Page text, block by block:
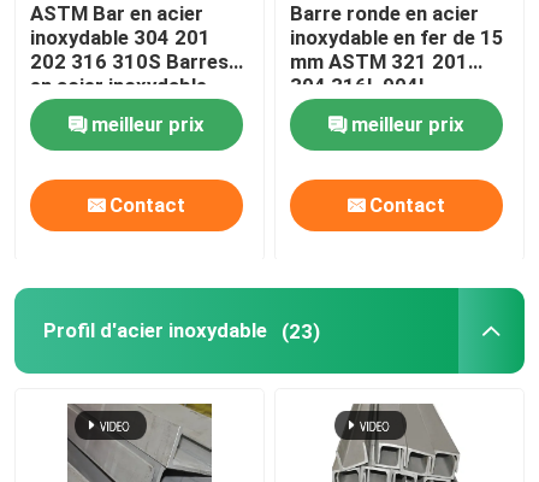
ASTM Bar en acier
inoxydable 304 201
202 316 310S Barres
en acier inoxydable
rondes et brillantes
meilleur prix
Contact
Barre ronde en acier
inoxydable en fer de 15
mm ASTM 321 201
304 316L 904l
meilleur prix
Contact
Profil d'acier inoxydable (23)